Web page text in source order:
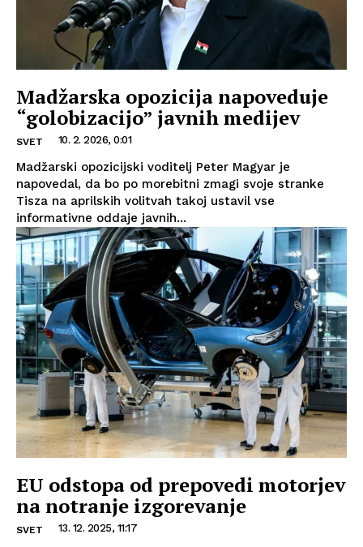
Madžarska opozicija napoveduje
“golobizacijo” javnih medijev
SVET 10. 2. 2026, 0:01
Madžarski opozicijski voditelj Peter Magyar je
napovedal, da bo po morebitni zmagi svoje stranke
Tisza na aprilskih volitvah takoj ustavil vse
informativne oddaje javnih...
EU odstopa od prepovedi motorjev
na notranje izgorevanje
SVET 13. 12. 2025, 11:17